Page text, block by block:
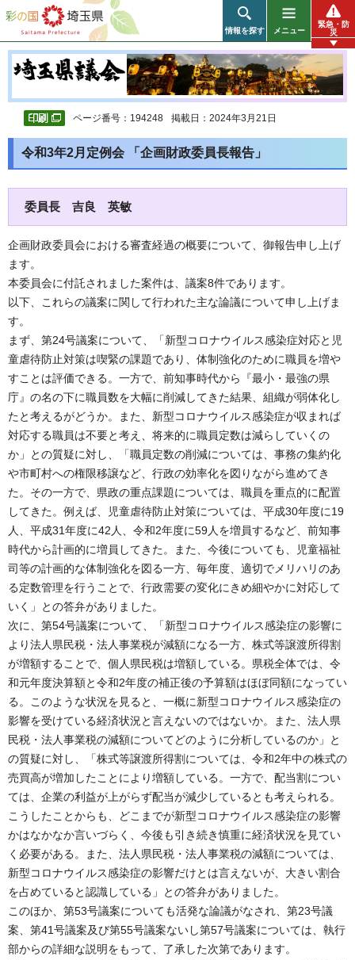
彩の国 埼玉県
情報を探す メニュー
緊急・防
災
ページ番号：194248 掲載日：2024年3月21日
令和3年2月定例会 「企画財政委員長報告」
委員長 吉良 英敏
企画財政委員会における審査経過の概要について、御報告申し上げ
ます。
本委員会に付託されました案件は、議案8件であります。
以下、これらの議案に関して行われた主な論議について申し上げま
す。
まず、第24号議案について、「新型コロナウイルス感染症対応と児
童虐待防止対策は喫緊の課題であり、体制強化のために職員を増や
すことは評価できる。一方で、前知事時代から『最小・最強の県
庁』の名の下に職員数を大幅に削減してきた結果、組織が弱体化し
たと考えるがどうか。また、新型コロナウイルス感染症が収まれば
対応する職員は不要と考え、将来的に職員定数は減らしていくの
か」との質疑に対し、「職員定数の削減については、事務の集約化
や市町村への権限移譲など、行政の効率化を図りながら進めてき
た。その一方で、県政の重点課題については、職員を重点的に配置
してきた。例えば、児童虐待防止対策については、平成30年度に19
人、平成31年度に42人、令和2年度に59人を増員するなど、前知事
時代から計画的に増員してきた。また、今後についても、児童福祉
司等の計画的な体制強化を図る一方、毎年度、適切でメリハリのあ
る定数管理を行うことで、行政需要の変化にきめ細やかに対応して
いく」との答弁がありました。
次に、第54号議案について、「新型コロナウイルス感染症の影響に
より法人県民税・法人事業税が減額になる一方、株式等譲渡所得割
が増額することで、個人県民税は増額している。県税全体では、令
和元年度決算額と令和2年度の補正後の予算額はほぼ同額になってい
る。このような状況を見ると、一概に新型コロナウイルス感染症の
影響を受けている経済状況と言えないのではないか。また、法人県
民税・法人事業税の減額についてどのように分析しているのか」と
の質疑に対し、「株式等譲渡所得割については、令和2年中の株式の
売買高が増加したことにより増額している。一方で、配当割につい
ては、企業の利益が上がらず配当が減少しているとも考えられる。
こうしたことからも、どこまでが新型コロナウイルス感染症の影響
かはなかなか言いづらく、今後も引き続き慎重に経済状況を見てい
く必要がある。また、法人県民税・法人事業税の減額については、
新型コロナウイルス感染症の影響だけとは言えないが、大きい割合
を占めていると認識している」との答弁がありました。
このほか、第53号議案についても活発な論議がなされ、第23号議
案、第41号議案及び第55号議案ないし第57号議案については、執行
部からの詳細な説明をもって、了承した次第であります。